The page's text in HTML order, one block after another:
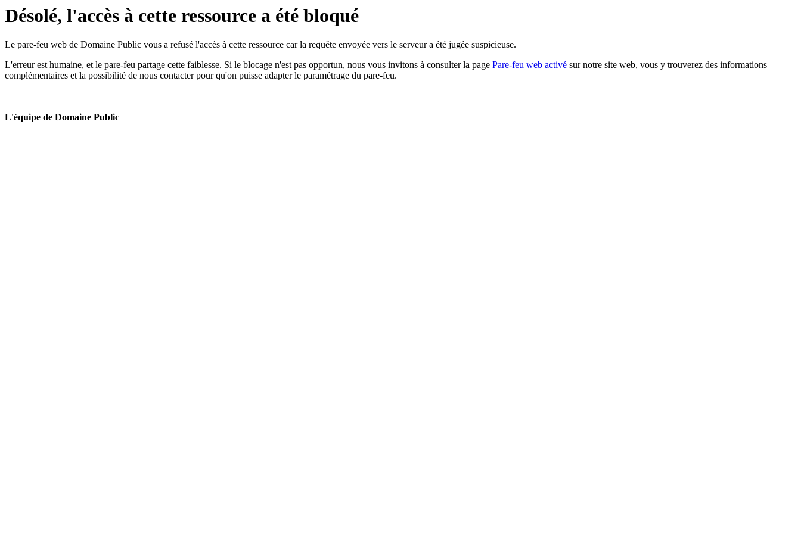
Désolé, l'accès à cette ressource a été bloqué
Le pare-feu web de Domaine Public vous a refusé l'accès à cette ressource car la requête envoyée vers le serveur a été jugée suspicieuse.
L'erreur est humaine, et le pare-feu partage cette faiblesse. Si le blocage n'est pas opportun, nous vous invitons à consulter la page Pare-feu web activé sur notre site web, vous y trouverez des informations
complémentaires et la possibilité de nous contacter pour qu'on puisse adapter le paramétrage du pare-feu.
L'équipe de Domaine Public